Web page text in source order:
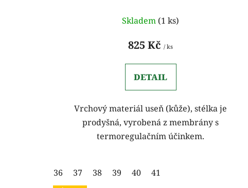
Skladem (1 ks)
825 Kč/ ks
DETAIL
Vrchový materiál useň (kůže), stélka je
prodyšná, vyrobená z membrány s
termoregulačním účinkem.
36 37 38 39 40 41